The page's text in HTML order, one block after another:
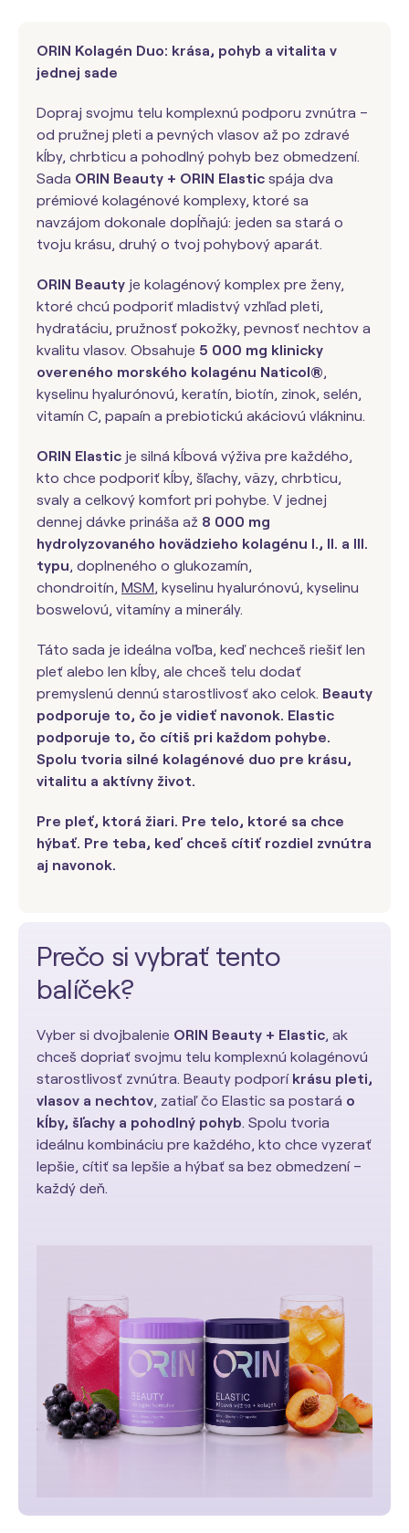
ORIN Kolagén Duo: krása, pohyb a vitalita v
jednej sade
Dopraj svojmu telu komplexnú podporu zvnútra –
od pružnej pleti a pevných vlasov až po zdravé
kĺby, chrbticu a pohodlný pohyb bez obmedzení.
Sada ORIN Beauty + ORIN Elastic spája dva
prémiové kolagénové komplexy, ktoré sa
navzájom dokonale dopĺňajú: jeden sa stará o
tvoju krásu, druhý o tvoj pohybový aparát.
ORIN Beauty je kolagénový komplex pre ženy,
ktoré chcú podporiť mladistvý vzhľad pleti,
hydratáciu, pružnosť pokožky, pevnosť nechtov a
kvalitu vlasov. Obsahuje 5 000 mg klinicky
overeného morského kolagénu Naticol®,
kyselinu hyalurónovú, keratín, biotín, zinok, selén,
vitamín C, papaín a prebiotickú akáciovú vlákninu.
ORIN Elastic je silná kĺbová výživa pre každého,
kto chce podporiť kĺby, šľachy, väzy, chrbticu,
svaly a celkový komfort pri pohybe. V jednej
dennej dávke prináša až 8 000 mg
hydrolyzovaného hovädzieho kolagénu I., II. a III.
typu, doplneného o glukozamín,
chondroitín, MSM, kyselinu hyalurónovú, kyselinu
boswelovú, vitamíny a minerály.
Táto sada je ideálna voľba, keď nechceš riešiť len
pleť alebo len kĺby, ale chceš telu dodať
premyslenú dennú starostlivosť ako celok. Beauty
podporuje to, čo je vidieť navonok. Elastic
podporuje to, čo cítiš pri každom pohybe.
Spolu tvoria silné kolagénové duo pre krásu,
vitalitu a aktívny život.
Pre pleť, ktorá žiari. Pre telo, ktoré sa chce
hýbať. Pre teba, keď chceš cítiť rozdiel zvnútra
aj navonok.
Prečo si vybrať tento
balíček?
Vyber si dvojbalenie ORIN Beauty + Elastic, ak
chceš dopriať svojmu telu komplexnú kolagénovú
starostlivosť zvnútra. Beauty podporí krásu pleti,
vlasov a nechtov, zatiaľ čo Elastic sa postará o
kĺby, šľachy a pohodlný pohyb. Spolu tvoria
ideálnu kombináciu pre každého, kto chce vyzerať
lepšie, cítiť sa lepšie a hýbať sa bez obmedzení –
každý deň.